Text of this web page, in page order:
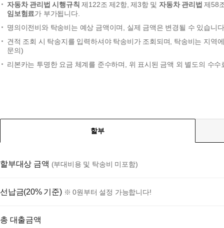
자동차 관리법 시행규칙 제122조 제2항, 제3항 및자동차 관리법 제58
임보험료가 부가됩니다.
명의이전비와 탁송비는 예상 금액이며, 실제 금액은 변경될 수 있습니
견적 조회 시 탁송지를 입력하셔야 탁송비가 조회되며, 탁송비는 지역
문의)
리본카는 투명한 요금 체계를 준수하며, 위 표시된 금액 외 별도의 수
할부
할부대상 금액 (부대비용 및 탁송비 미포함)
선납금(20% 기준) ※ 0원부터 설정 가능합니다!
총 대출금액